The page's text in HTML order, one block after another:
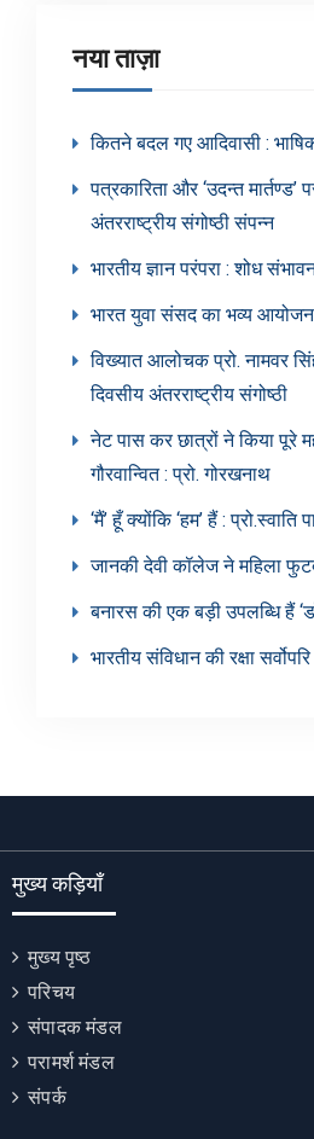
नया ताज़ा
कितने बदल गए आदिवासी :
पत्रकारिता और ‘उदन्त मार्तण्ड’
अंतरराष्ट्रीय संगोष्ठी संपन्न
भारतीय ज्ञान परंपरा : शोध
भारत युवा संसद का भव्य आयोजन
विख्यात आलोचक प्रो. नामवर
दिवसीय अंतरराष्ट्रीय संगोष्ठी
नेट पास कर छात्रों ने किया पूरे
गौरवान्वित : प्रो. गोरखनाथ
‘मैं’ हूँ क्योंकि ‘हम’ हैं : प्रो.स्वाति
जानकी देवी कॉलेज ने महिला
बनारस की एक बड़ी उपलब्धि हैं
भारतीय संविधान की रक्षा
मुख्य कड़ियाँ
मुख्य पृष्ठ
परिचय
संपादक मंडल
परामर्श मंडल
संपर्क